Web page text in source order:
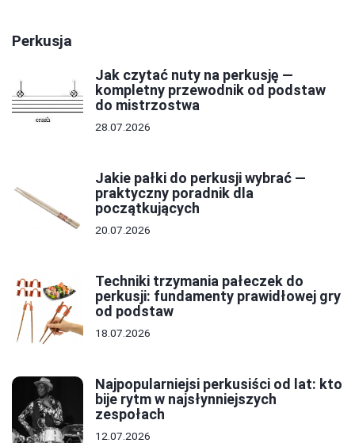
Perkusja
Jak czytać nuty na perkusję —
kompletny przewodnik od podstaw
do mistrzostwa
28.07.2026
Jakie pałki do perkusji wybrać —
praktyczny poradnik dla
początkujących
20.07.2026
Techniki trzymania pałeczek do
perkusji: fundamenty prawidłowej gry
od podstaw
18.07.2026
Najpopularniejsi perkusiści od lat: kto
bije rytm w najsłynniejszych
zespołach
12.07.2026